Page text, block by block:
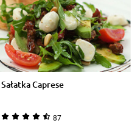
Sałatka Caprese
87